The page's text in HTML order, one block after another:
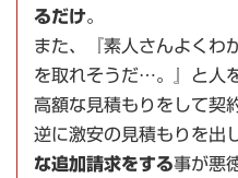
るだけ。
また、『素人さんよくわ
を取れそうだ…。』と人
高額な見積もりをして契
逆に激安の見積もりを出
な追加請求をする事が悪